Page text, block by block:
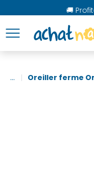
🚚
... Oreiller ferme